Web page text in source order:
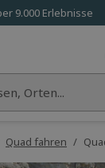
9.000 Erlebnisse
Orten...
Quad fahren /